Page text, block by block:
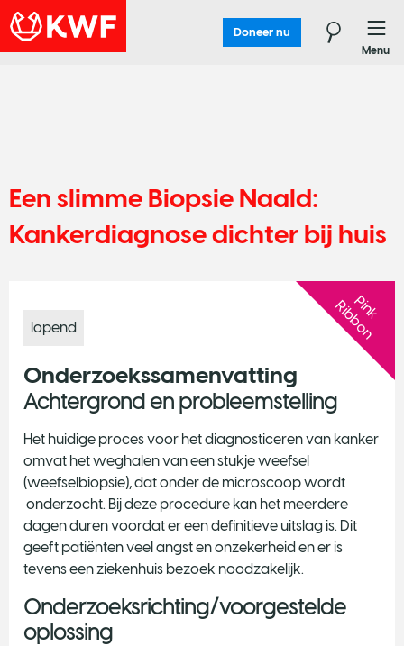
Doneer nu
Menu
Een slimme Biopsie Naald:
Kankerdiagnose dichter bij huis
P
i
n
k
R
i
b
b
o
n
lopend
Onderzoekssamenvatting
Achtergrond en probleemstelling
Het huidige proces voor het diagnosticeren van kanker
omvat het weghalen van een stukje weefsel
(weefselbiopsie), dat onder de microscoop wordt
onderzocht. Bij deze procedure kan het meerdere
dagen duren voordat er een definitieve uitslag is. Dit
geeft patiënten veel angst en onzekerheid en er is
tevens een ziekenhuis bezoek noodzakelijk.
Onderzoeksrichting/voorgestelde
oplossing